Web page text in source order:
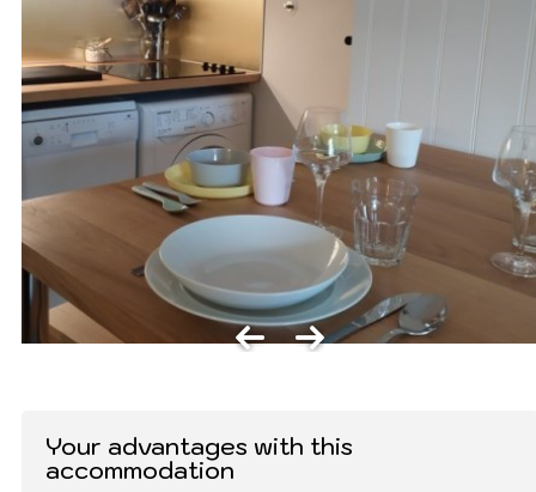
Your advantages with this
accommodation